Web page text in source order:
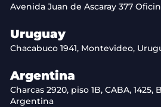
Avenida Juan de Ascaray 377
Uruguay
Chacabuco 1941, Montevideo,
Argentina
Charcas 2920, piso 1B, CABA, 1425,
Argentina